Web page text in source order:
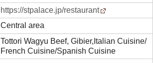
https://stpalace.jp/restaurant
Central area
Tottori Wagyu Beef, Gibier,Italian Cuisine/
French Cuisine/Spanish Cuisine